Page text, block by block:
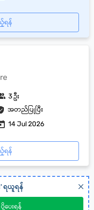
ရန်
အတည်ပြုပြီး
3 ဦး
14 Jul 2026
ရန်
' ရယူရန်
ပေးရန်